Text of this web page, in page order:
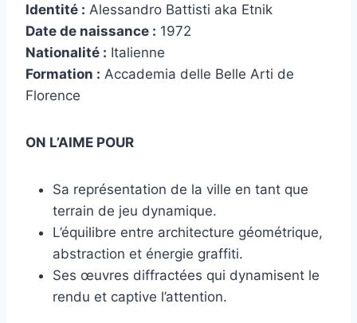
Identité : Alessandro Battisti aka Etnik
Date de naissance : 1972
Nationalité : Italienne
Formation : Accademia delle Belle Arti de
Florence
ON L’AIME POUR
Sa représentation de la ville en tant que
terrain de jeu dynamique.
L’équilibre entre architecture géométrique,
abstraction et énergie graffiti.
Ses œuvres diffractées qui dynamisent le
rendu et captive l’attention.